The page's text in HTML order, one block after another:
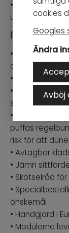
cookies
Googles
Ändra
Avböj
• Efter lagd
uppsättningen
• Djup
och material
• 2st.
• Sittplymåer
samt duntopp
•
puffas
risk för att
• Avtagbar
• Jämn
• Skötselråd
•
önskemål
• Handgjord i
• Modulerna